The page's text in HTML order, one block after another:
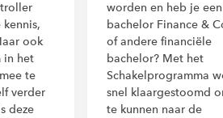
ook
in het
te
verder
deze
worden en heb je een
bachelor Finance &
of andere financiële
bachelor? Met het
Schakelprogramma
snel klaargestoomd
te kunnen naar de